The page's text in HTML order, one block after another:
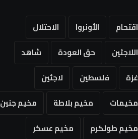
اقتحام الأونروا
الاحتلال
اللاجئين
حق العودة
شاهد
غزة
فلسطين
لاجئين
مخيمات
مخيم بلاطة
مخيم جنين
مخيم طولكرم
مخيم عسكر